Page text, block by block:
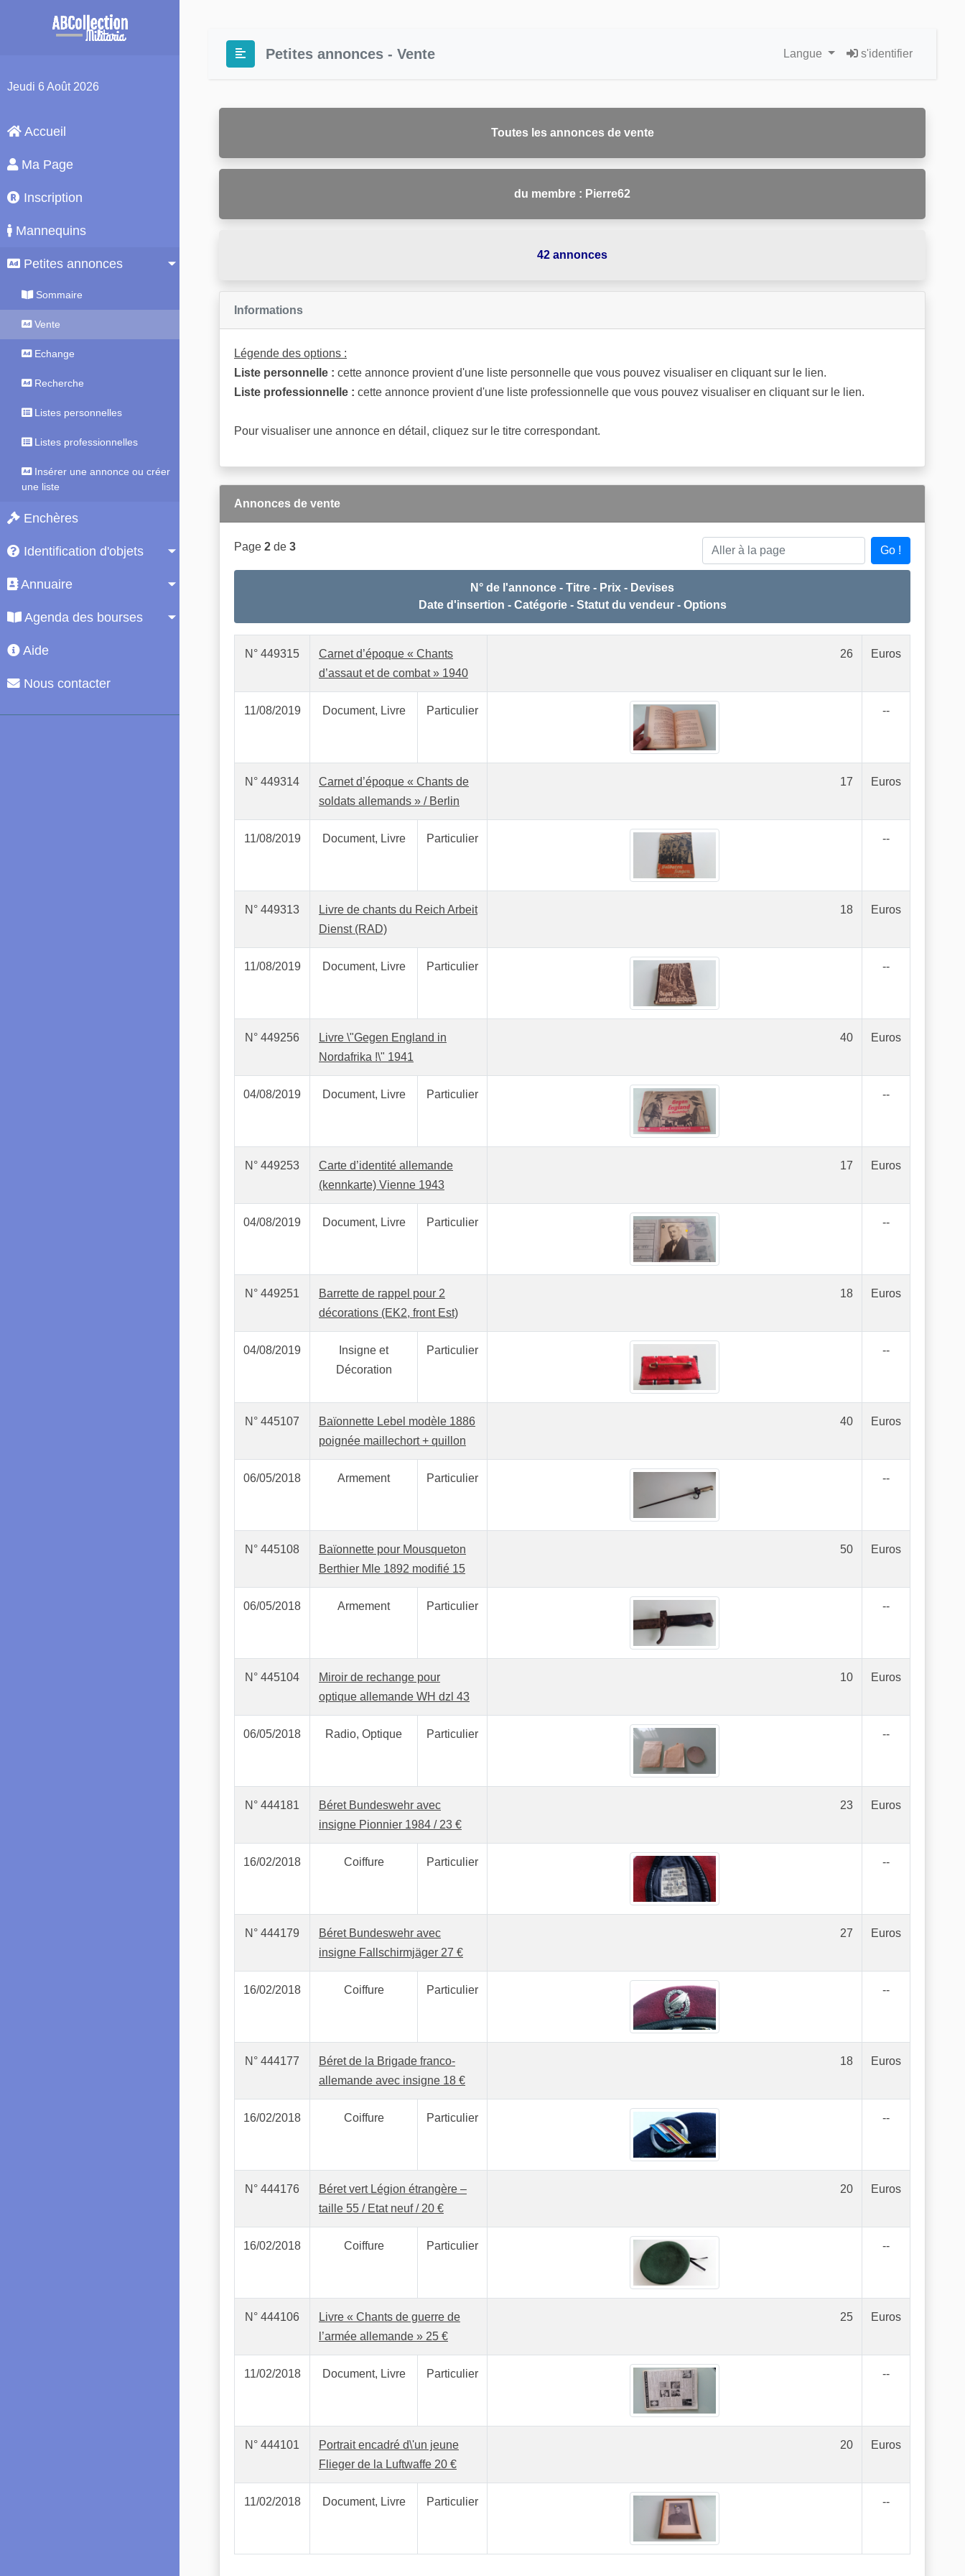
Jeudi 6 Août 2026
Accueil
Ma Page
Inscription
Mannequins
Petites annonces
Sommaire
Vente
Echange
Recherche
Listes personnelles
Listes professionnelles
Insérer une annonce ou créer
une liste
Enchères
Identification d'objets
Annuaire
Agenda des bourses
Aide
Nous contacter
Petites annonces - Vente Langue s'identifier
Toutes les annonces de vente
du membre : Pierre62
42 annonces
Informations
Légende des options :
Liste personnelle : cette annonce provient d'une liste personnelle que vous pouvez visualiser en cliquant sur le lien.
Liste professionnelle : cette annonce provient d'une liste professionnelle que vous pouvez visualiser en cliquant sur le lien.
Pour visualiser une annonce en détail, cliquez sur le titre correspondant.
Annonces de vente
Page 2 de 3 Aller à la page Go !
N° de l'annonce - Titre - Prix - Devises
Date d'insertion - Catégorie - Statut du vendeur - Options
N° 449315
Carnet d’époque « Chants
d’assaut et de combat » 1940
26 Euros
11/08/2019 Document, Livre Particulier --
N° 449314
Carnet d’époque « Chants de
soldats allemands » / Berlin
17 Euros
11/08/2019 Document, Livre Particulier --
N° 449313
Livre de chants du Reich Arbeit
Dienst (RAD)
18 Euros
11/08/2019 Document, Livre Particulier --
N° 449256
Livre \"Gegen England in
Nordafrika !\" 1941
40 Euros
04/08/2019 Document, Livre Particulier --
N° 449253
Carte d’identité allemande
(kennkarte) Vienne 1943
17 Euros
04/08/2019 Document, Livre Particulier --
N° 449251
Barrette de rappel pour 2
décorations (EK2, front Est)
18 Euros
04/08/2019
Insigne et
Décoration
Particulier --
N° 445107
Baïonnette Lebel modèle 1886
poignée maillechort + quillon
40 Euros
06/05/2018 Armement Particulier --
N° 445108
Baïonnette pour Mousqueton
Berthier Mle 1892 modifié 15
50 Euros
06/05/2018 Armement Particulier --
N° 445104
Miroir de rechange pour
optique allemande WH dzl 43
10 Euros
06/05/2018 Radio, Optique Particulier --
N° 444181
Béret Bundeswehr avec
insigne Pionnier 1984 / 23 €
23 Euros
16/02/2018 Coiffure Particulier --
N° 444179
Béret Bundeswehr avec
insigne Fallschirmjäger 27 €
27 Euros
16/02/2018 Coiffure Particulier --
N° 444177
Béret de la Brigade franco-
allemande avec insigne 18 €
18 Euros
16/02/2018 Coiffure Particulier --
N° 444176
Béret vert Légion étrangère –
taille 55 / Etat neuf / 20 €
20 Euros
16/02/2018 Coiffure Particulier --
N° 444106
Livre « Chants de guerre de
l’armée allemande » 25 €
25 Euros
11/02/2018 Document, Livre Particulier --
N° 444101
Portrait encadré d\'un jeune
Flieger de la Luftwaffe 20 €
20 Euros
11/02/2018 Document, Livre Particulier --